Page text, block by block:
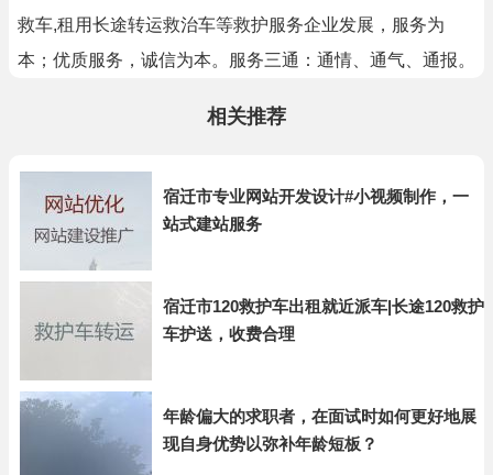
救车,租用长途转运救治车等救护服务企业发展，服务为
本；优质服务，诚信为本。服务三通：通情、通气、通报。
相关推荐
宿迁市专业网站开发设计#小视频制作，一
站式建站服务
宿迁市120救护车出租就近派车|长途120救护
车护送，收费合理
年龄偏大的求职者，在面试时如何更好地展
现自身优势以弥补年龄短板？